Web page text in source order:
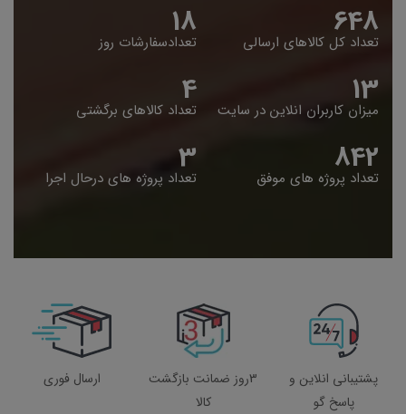
653
تعداد کل کالاهای ارسالی 19
تعدادسفارشات روز
14
میزان کاربران انلاین در سایت 5
تعداد کالاهای برگشتی
848
تعداد پروژه های موفق 4
تعداد پروژه های درحال اجرا
پشتیبانی انلاین و
پاسخ گو
3روز ضمانت بازگشت
کالا
ارسال فوری